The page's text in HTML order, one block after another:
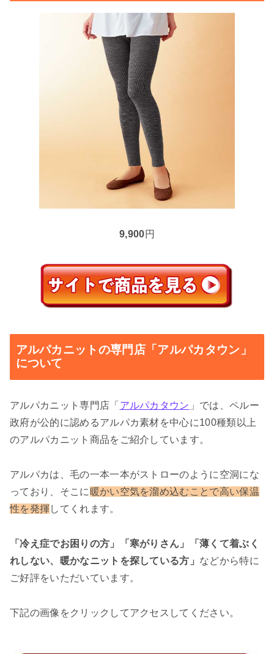
9,900円
アルパカニットの専門店「アルパカタウン」
について
アルパカニット専門店「 アルパカタウン 」では、ペルー
政府が公的に認めるアルパカ素材を中心に100種類以上
のアルパカニット商品をご紹介しています。
アルパカは、毛の一本一本がストローのように空洞にな
っており、そこに 暖かい空気を溜め込むことで高い保温
性を発揮 してくれます。
「冷え症でお困りの方」「寒がりさん」「薄くて着ぶく
れしない、暖かなニットを探している方」 などから特に
ご好評をいただいています。
下記の画像をクリックしてアクセスしてください。